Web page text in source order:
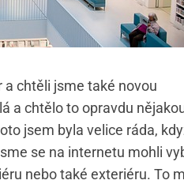
chtěli jsme také novou
a chtělo to opravdu
jsem byla velice ráda,
se na internetu mohli
nebo také exteriéru. To